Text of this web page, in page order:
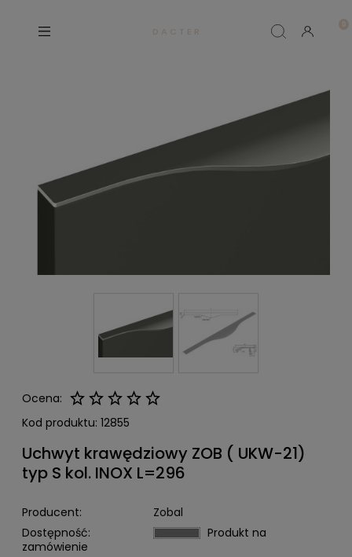
D A C T E R
Ocena:
Kod produktu: 12855
Uchwyt krawędziowy ZOB ( UKW-21)
typ S kol. INOX L=296
Producent:
Zobal
Dostępność:
Produkt na
zamówienie